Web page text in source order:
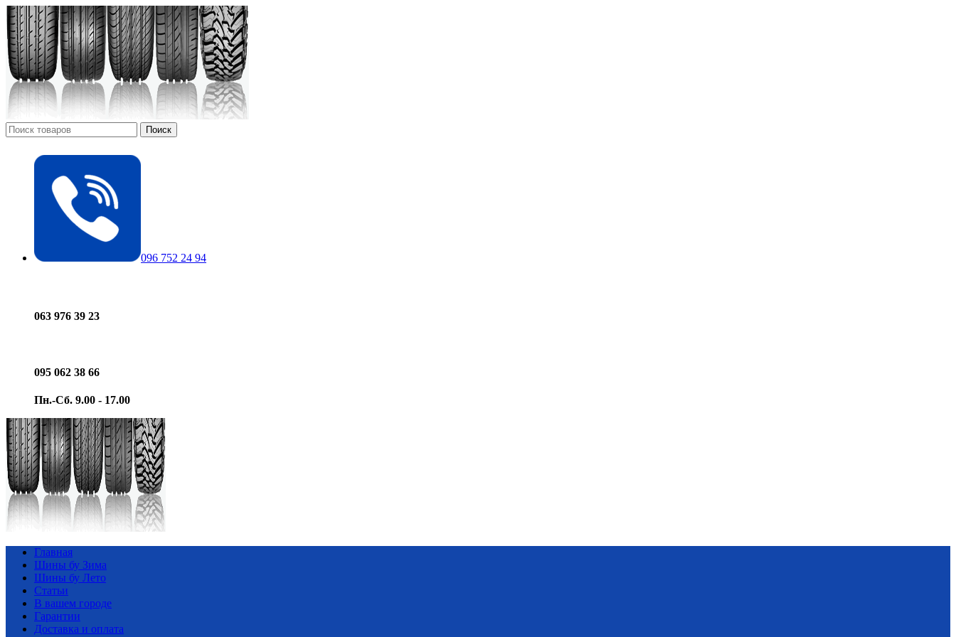
Поиск
096 752 24 94
063 976 39 23
095 062 38 66
Пн.-Сб. 9.00 - 17.00
Главная
Шины бу Зима
Шины бу Лето
Статьи
В вашем городе
Гарантии
Доставка и оплата